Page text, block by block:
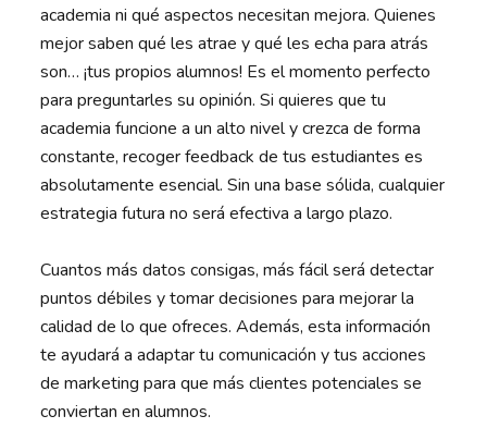
academia ni qué aspectos necesitan mejora. Quienes
mejor saben qué les atrae y qué les echa para atrás
son… ¡tus propios alumnos! Es el momento perfecto
para preguntarles su opinión. Si quieres que tu
academia funcione a un alto nivel y crezca de forma
constante, recoger feedback de tus estudiantes es
absolutamente esencial. Sin una base sólida, cualquier
estrategia futura no será efectiva a largo plazo.
Cuantos más datos consigas, más fácil será detectar
puntos débiles y tomar decisiones para mejorar la
calidad de lo que ofreces. Además, esta información
te ayudará a adaptar tu comunicación y tus acciones
de marketing para que más clientes potenciales se
conviertan en alumnos.